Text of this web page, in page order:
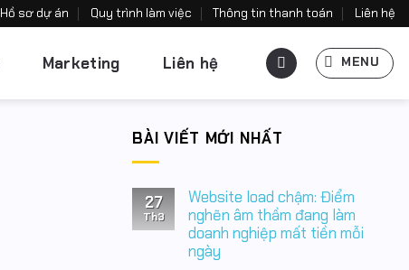
Hồ sơ dự án Quy trình làm việc Thông tin thanh toán Liên hệ
Marketing Liên hệ MENU
BÀI VIẾT MỚI NHẤT
27
Th3
Website load chậm: Điểm
nghẽn âm thầm đang làm
doanh nghiệp mất tiền mỗi
ngày